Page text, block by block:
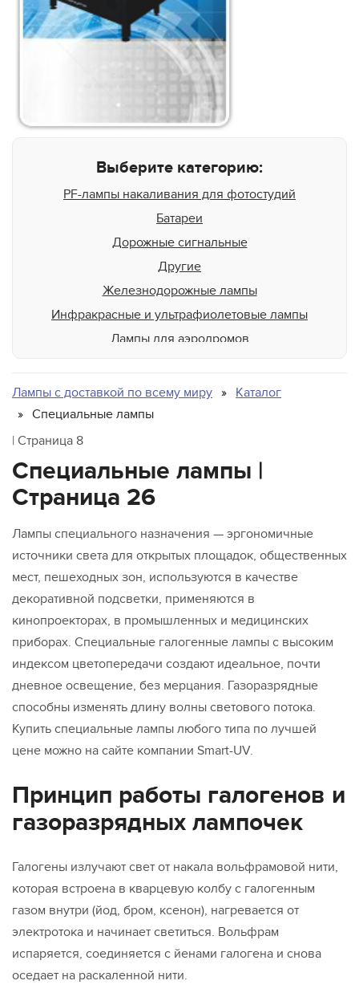
Лампы с доставкой по всему миру
Каталог
Специальные лампы
| Страница 8
Специальные лампы |
Страница 26
Лампы специального назначения — эргономичные
источники света для открытых площадок, общественных
мест, пешеходных зон, используются в качестве
декоративной подсветки, применяются в
кинопроекторах, в промышленных и медицинских
приборах. Специальные галогенные лампы с высоким
индексом цветопередачи создают идеальное, почти
дневное освещение, без мерцания. Газоразрядные
способны изменять длину волны светового потока.
Купить специальные лампы любого типа по лучшей
цене можно на сайте компании Smart-UV.
Принцип работы галогенов и
газоразрядных лампочек
Галогены излучают свет от накала вольфрамовой нити,
которая встроена в кварцевую колбу с галогенным
газом внутри (йод, бром, ксенон), нагревается от
электротока и начинает светиться. Вольфрам
испаряется, соединяется с йенами галогена и снова
оседает на раскаленной нити.
Выберите категорию:
PF-лампы накаливания для фотостудий
Батареи
Дорожные сигнальные
Другие
Железнодорожные лампы
Инфракрасные и ультрафиолетовые лампы
Лампы для аэродромов
Для освещения бассейна
Для подсветки пищевой продукции
Для типографий и фотолабораторий
Лампы общего назначения
Лампы среднего и низкого напряжения в сборе
Миниатюрные лампы
Морские
Проекционные
Светодиодные лампы
Специальные лампы для бытовых приборов
Медицинские лампы
Стоматологические лампы
Студийные лампы для сферы развлечений
Узкоспециализированные